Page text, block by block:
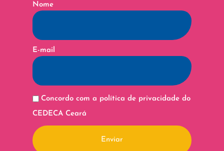
Nome
E-mail
Concordo com a política de privacidade do
CEDECA Ceará
Enviar